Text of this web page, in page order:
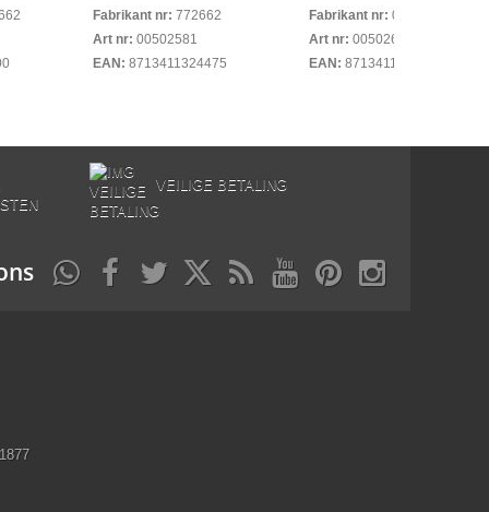
Fabrikant nr: 772662
Art nr: 00502581
EAN: 8713411324475
Fabrikant nr: 00684526
Art nr: 00502620
EAN: 8713411201288
VEILIGE BETALING